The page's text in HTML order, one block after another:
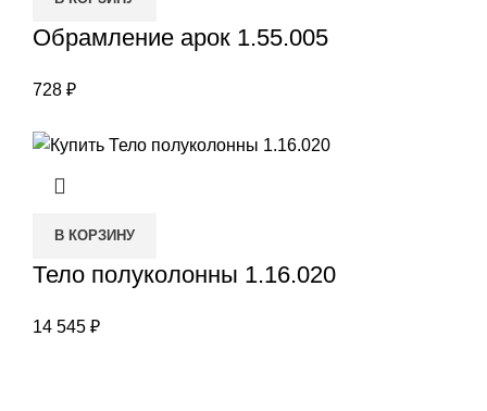
Обрамление арок 1.55.005
728 ₽
В КОРЗИНУ
Тело полуколонны 1.16.020
14 545 ₽